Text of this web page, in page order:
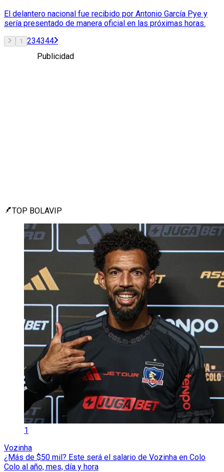
El delantero nacional fue recibido por Antonio García Pye y
sería presentado de manera oficial en las próximas horas.
1 234344
Publicidad
TOP BOLAVIP
1
Vozinha
¿Más de $50 mil? Este será el salario de Vozinha en Colo
Colo al año, mes, día y hora